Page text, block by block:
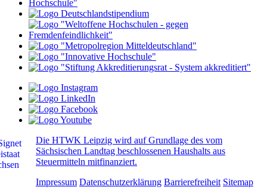
Die HTWK Leipzig wird auf Grundlage des vom
Sächsischen Landtag beschlossenen Haushalts aus
Steuermitteln mitfinanziert.
Impressum Datenschutzerklärung Barrierefreiheit Sitemap